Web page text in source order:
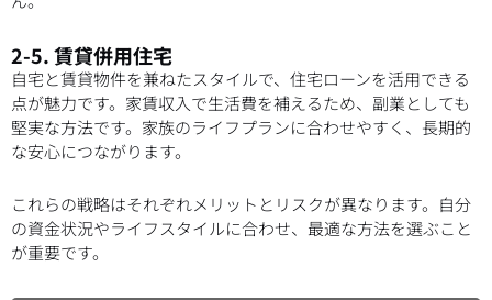
2-5. 賃貸併用住宅
自宅と賃貸物件を兼ねたスタイルで、住宅ローンを活用できる
点が魅力です。家賃収入で生活費を補えるため、副業としても
堅実な方法です。家族のライフプランに合わせやすく、長期的
な安心につながります。
これらの戦略はそれぞれメリットとリスクが異なります。自分
の資金状況やライフスタイルに合わせ、最適な方法を選ぶこと
が重要です。